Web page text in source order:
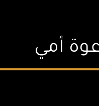
أمي